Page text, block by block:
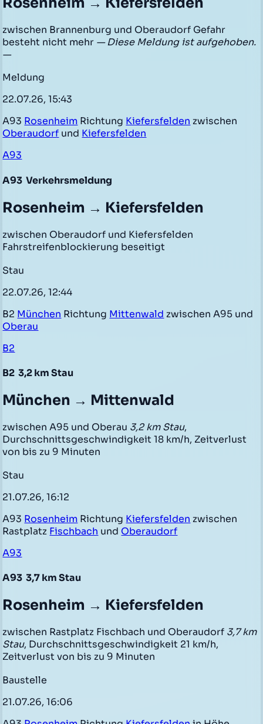
zwischen Brannenburg und Oberaudorf Gefahr
besteht nicht mehr — Diese Meldung ist aufgehoben.
—
Meldung
22.07.26, 15:43
A93 Rosenheim Richtung Kiefersfelden zwischen
Oberaudorf und Kiefersfelden
A93
A93 Verkehrsmeldung
Rosenheim → Kiefersfelden
zwischen Oberaudorf und Kiefersfelden
Fahrstreifenblockierung beseitigt
Stau
22.07.26, 12:44
B2 München Richtung Mittenwald zwischen A95 und
Oberau
B2
B2 3,2 km Stau
München → Mittenwald
zwischen A95 und Oberau 3,2 km Stau,
Durchschnittsgeschwindigkeit 18 km/h, Zeitverlust
von bis zu 9 Minuten
Stau
21.07.26, 16:12
A93 Rosenheim Richtung Kiefersfelden zwischen
Rastplatz Fischbach und Oberaudorf
A93
A93 3,7 km Stau
Rosenheim → Kiefersfelden
zwischen Rastplatz Fischbach und Oberaudorf 3,7 km
Stau, Durchschnittsgeschwindigkeit 21 km/h,
Zeitverlust von bis zu 9 Minuten
Baustelle
21.07.26, 16:06